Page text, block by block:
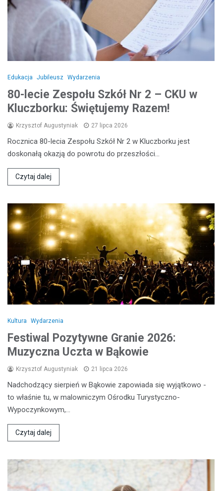
Edukacja Jubileusz Wydarzenia
80-lecie Zespołu Szkół Nr 2 – CKU w
Kluczborku: Świętujemy Razem!
Krzysztof Augustyniak 27 lipca 2026
Rocznica 80-lecia Zespołu Szkół Nr 2 w Kluczborku jest
doskonałą okazją do powrotu do przeszłości…
Czytaj dalej
Kultura Wydarzenia
Festiwal Pozytywne Granie 2026:
Muzyczna Uczta w Bąkowie
Krzysztof Augustyniak 21 lipca 2026
Nadchodzący sierpień w Bąkowie zapowiada się wyjątkowo -
to właśnie tu, w malowniczym Ośrodku Turystyczno-
Wypoczynkowym,…
Czytaj dalej